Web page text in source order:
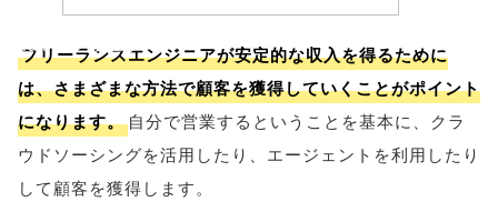
false;"> シェア
フリーランスエンジニアが安定的な収入を得るために
は、さまざまな方法で顧客を獲得していくことがポイント
になります。 自分で営業するということを基本に、クラ
ウドソーシングを活用したり、エージェントを利用したり
して顧客を獲得します。